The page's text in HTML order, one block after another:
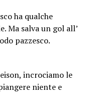
ha qualche
Ma salva un gol all’
pazzesco.
incrociamo le
niente e